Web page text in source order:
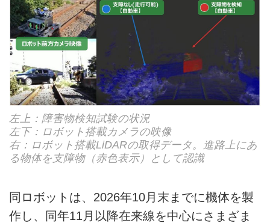
左上：障害物検知試験の状況
左下：ロボット搭載カメラの映像
右：ロボット搭載LiDARの取得データ。進路上にあ
る物体を支障物（赤色表示）として認識
同ロボットは、2026年10月末までに機体を製
作し、同年11月以降在来線を中心にさまざま